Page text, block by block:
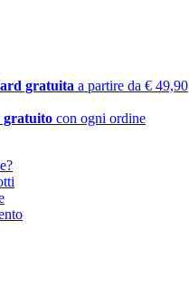
gratuita a partire da € 49,90
gratuito con ogni ordine